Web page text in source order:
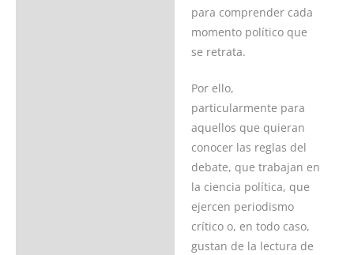
para comprender cada
momento político que
se retrata.
Por ello,
particularmente para
aquellos que quieran
conocer las reglas del
debate, que trabajan en
la ciencia política, que
ejercen periodismo
crítico o, en todo caso,
gustan de la lectura de